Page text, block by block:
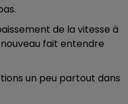
de la vitesse à
fait entendre
un peu partout dans